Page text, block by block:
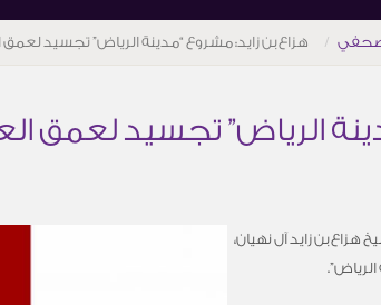
هزاع بن زايد: مشروع “مدينة الرياض” تجسيد
الرياض” تجسيد لعمق
هزاع بن زايد آل نهيان،